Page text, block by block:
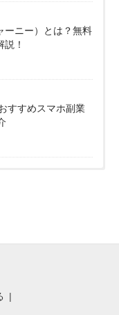
ーニー）とは？無料
！
すすめスマホ副業